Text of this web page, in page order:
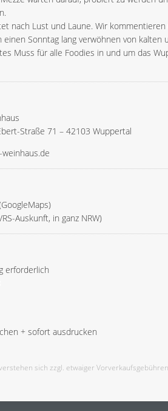
nach Lust und Laune. Wir
einen Sonntag lang verwöhnen von kalten
Muss für alle Foodies in und um das
Straße 71 – 42103 Wuppertal
Auskunft, in ganz NRW)
erforderlich
+ sofort ausdrucken
sich zzgl. etwaiger